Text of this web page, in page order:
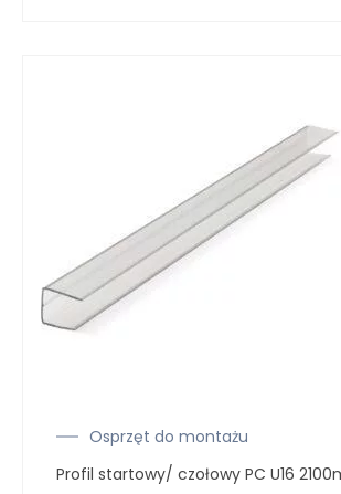
Osprzęt do montażu
Profil startowy/ czołowy PC U16